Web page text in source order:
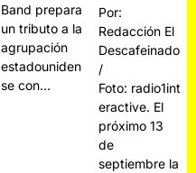
Band prepara
un tributo a la
agrupación
estadouniden
se con…
Por:
Redacción El
Descafeinado
/
Foto: radio1int
eractive. El
próximo 13
de
septiembre la